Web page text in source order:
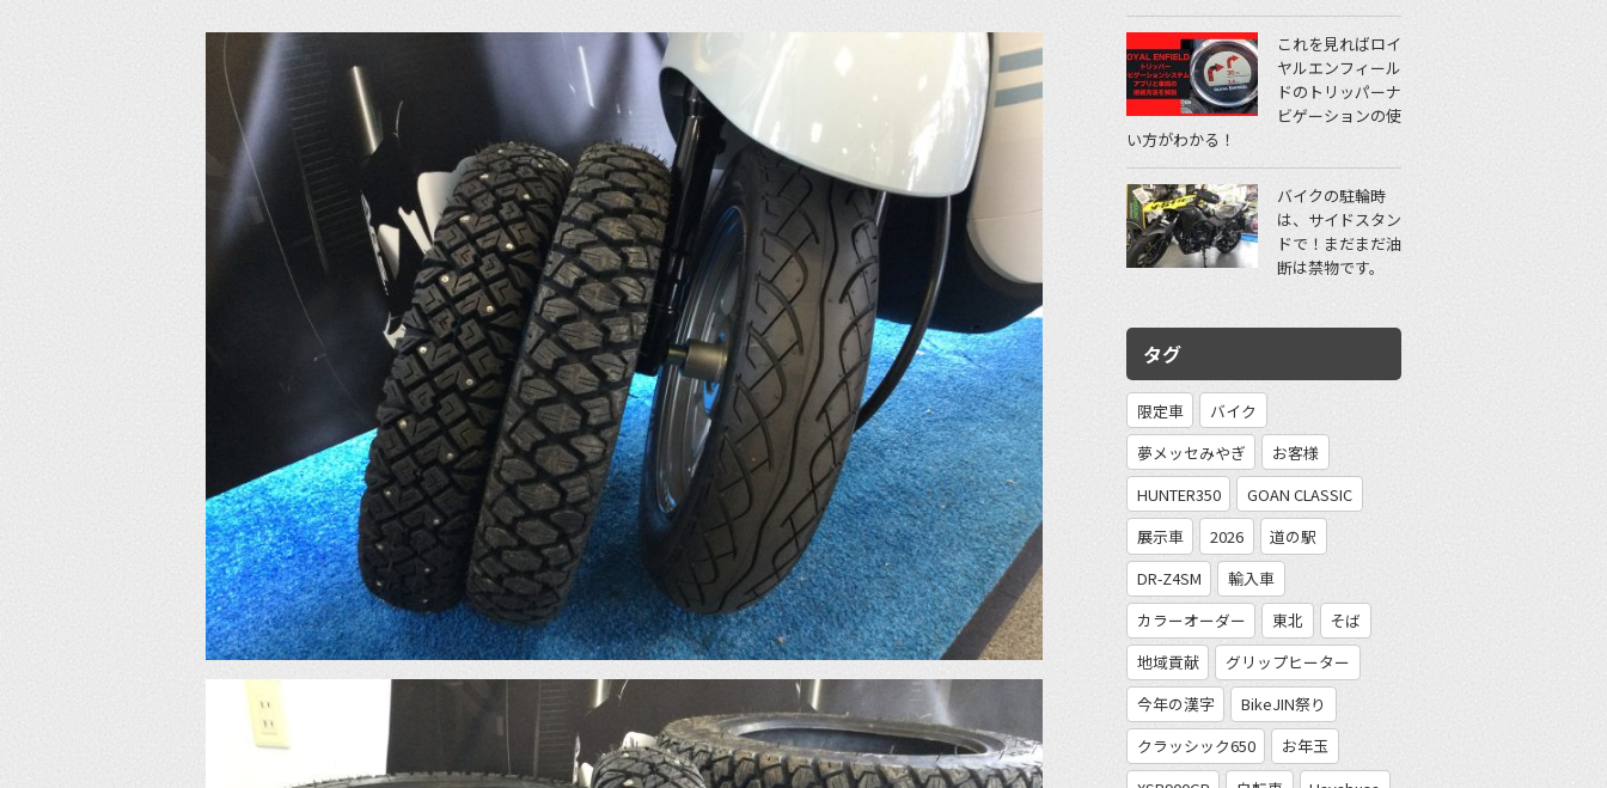
これを見ればロイ
ヤルエンフィール
ドのトリッパーナ
ビゲーションの使
い方がわかる！
バイクの駐輪時
は、サイドスタン
ドで！まだまだ油
断は禁物です。
タグ
限定車
バイク
夢メッセみやぎ
お客様
HUNTER350
GOAN CLASSIC
展示車
2026
道の駅
DR-Z4SM
輸入車
カラーオーダー
東北
そば
地域貢献
グリップヒーター
今年の漢字
BikeJIN祭り
クラッシック650
お年玉